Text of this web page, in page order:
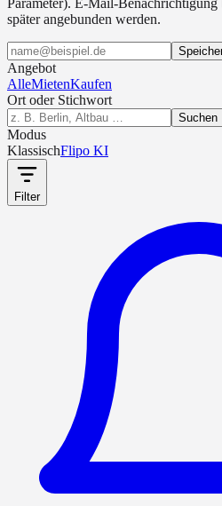
später angebunden werden.
Angebot
AlleMietenKaufen
Ort oder Stichwort
Suchen
Modus
KlassischFlipo KI
Filter